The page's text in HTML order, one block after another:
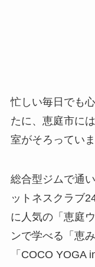
忙しい毎日でも
たに、恵庭市に
室がそろっていま
総合型ジムで通
ットネスクラブ
に人気の「恵庭
ンで学べる「恵
「COCO YOGA